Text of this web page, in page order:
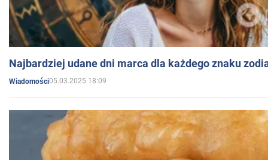
Najbardziej udane dni marca dla każdego znaku
Wiadomości05.03.2025 18:09